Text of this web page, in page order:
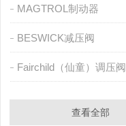
MAGTROL制动器
BESWICK减压阀
Fairchild（仙童）调压阀
查看全部